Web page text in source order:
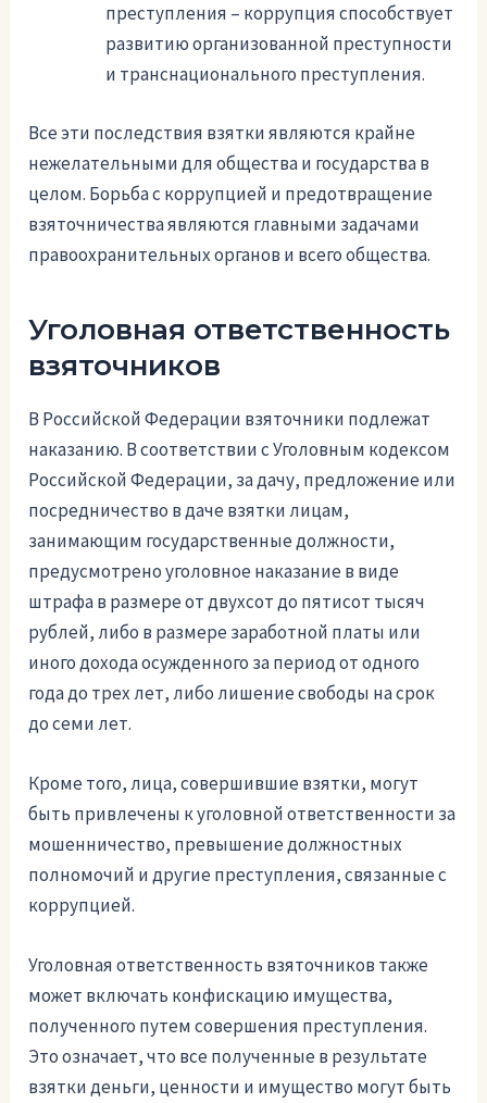
преступления – коррупция способствует
развитию организованной преступности
и транснационального преступления.
Все эти последствия взятки являются крайне
нежелательными для общества и государства в
целом. Борьба с коррупцией и предотвращение
взяточничества являются главными задачами
правоохранительных органов и всего общества.
Уголовная ответственность
взяточников
В Российской Федерации взяточники подлежат
наказанию. В соответствии с Уголовным кодексом
Российской Федерации, за дачу, предложение или
посредничество в даче взятки лицам,
занимающим государственные должности,
предусмотрено уголовное наказание в виде
штрафа в размере от двухсот до пятисот тысяч
рублей, либо в размере заработной платы или
иного дохода осужденного за период от одного
года до трех лет, либо лишение свободы на срок
до семи лет.
Кроме того, лица, совершившие взятки, могут
быть привлечены к уголовной ответственности за
мошенничество, превышение должностных
полномочий и другие преступления, связанные с
коррупцией.
Уголовная ответственность взяточников также
может включать конфискацию имущества,
полученного путем совершения преступления.
Это означает, что все полученные в результате
взятки деньги, ценности и имущество могут быть